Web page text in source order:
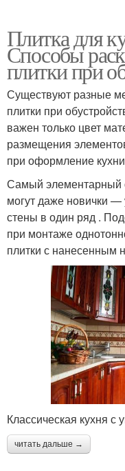
Плитка для
Способы
плитки при
Существуют разные
плитки при
важен только цвет
размещения
при оформление
Самый элементарный
могут даже новички —
стены в один ряд .
при монтаже
плитки с нанесенным
Классическая кухня с
читать дальше →